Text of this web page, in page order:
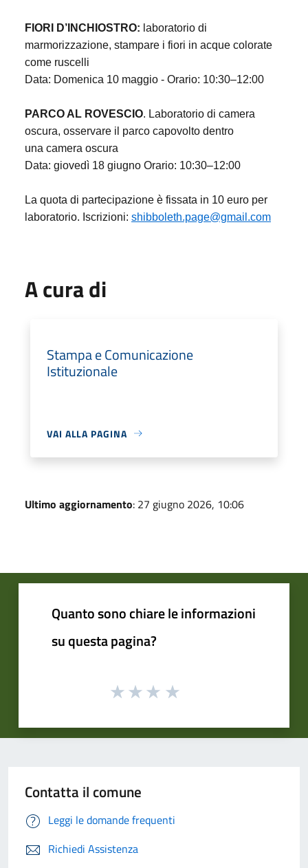
FIORI D’INCHIOSTRO: laboratorio di
marmorizzazione, stampare i fiori in acque colorate
come ruscelli
Data: Domenica 10 maggio - Orario: 10:30–12:00
PARCO AL ROVESCIO. Laboratorio di camera
oscura, osservare il parco capovolto dentro
una camera oscura
Data: giovedì 18 giugno Orario: 10:30–12:00
La quota di partecipazione è fissata in 10 euro per
laboratorio. Iscrizioni: shibboleth.page@gmail.com
A cura di
Stampa e Comunicazione
Istituzionale
VAI ALLA PAGINA
Ultimo aggiornamento: 27 giugno 2026, 10:06
Quanto sono chiare le informazioni
su questa pagina?
Contatta il comune
Leggi le domande frequenti
Richiedi Assistenza